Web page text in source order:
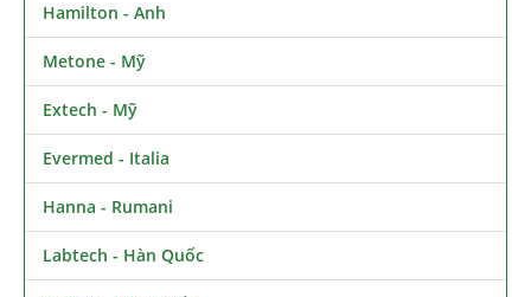
Hamilton - Anh
Metone - Mỹ
Extech - Mỹ
Evermed - Italia
Hanna - Rumani
Labtech - Hàn Quốc